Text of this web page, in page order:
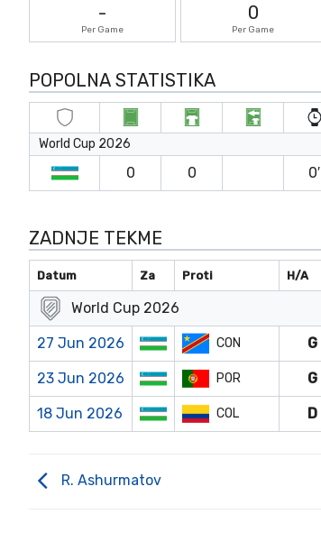
-
Per Game
0
Per Game
POPOLNA STATISTIKA
World Cup 2026
0 0 0′
ZADNJE TEKME
Datum Za Proti H/A
World Cup 2026
27 Jun 2026 CON G
23 Jun 2026 POR G
18 Jun 2026 COL D
R. Ashurmatov